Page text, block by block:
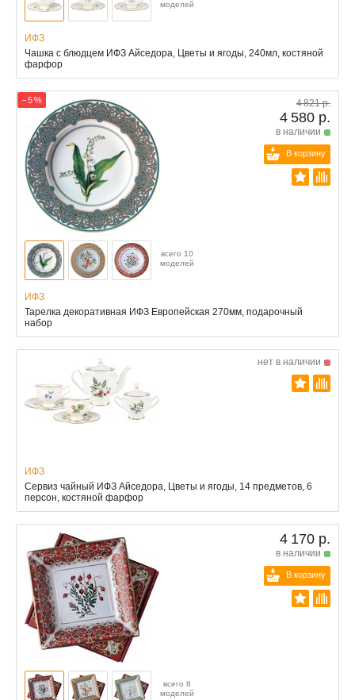
моделей
ИФЗ
Чашка с блюдцем ИФЗ Айседора, Цветы и ягоды, 240мл, костяной
фарфор
− 5 % 4 821 р.
4 580 р.
в наличии
В корзину
всего 10
моделей
ИФЗ
Тарелка декоративная ИФЗ Европейская 270мм, подарочный
набор
нет в наличии
ИФЗ
Сервиз чайный ИФЗ Айседора, Цветы и ягоды, 14 предметов, 6
персон, костяной фарфор
4 170 р.
в наличии
В корзину
всего 8
моделей